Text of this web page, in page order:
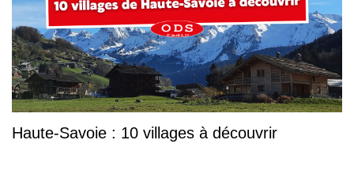
Haute-Savoie : 10 villages à découvrir